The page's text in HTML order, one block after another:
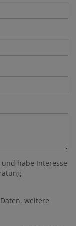
und habe Interesse
weitere